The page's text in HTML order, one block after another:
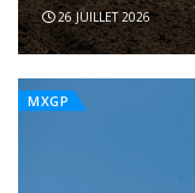
26 JUILLET 2026
MXGP